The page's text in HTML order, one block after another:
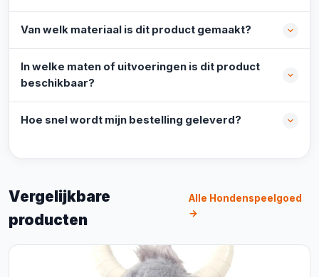
Van welk materiaal is dit product gemaakt?
In welke maten of uitvoeringen is dit product
beschikbaar?
Hoe snel wordt mijn bestelling geleverd?
Vergelijkbare
producten
Alle Hondenspeelgoed
→